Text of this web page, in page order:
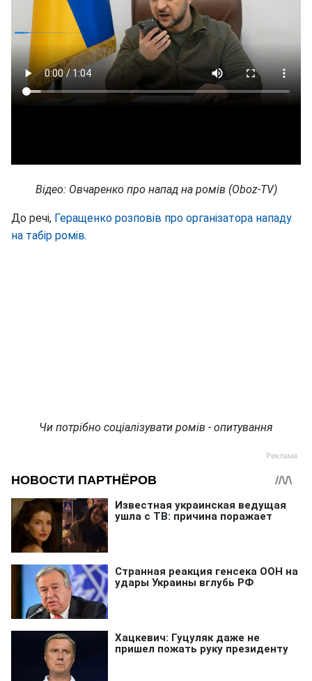
Відео: Овчаренко про напад на ромів (Oboz-TV)
До речі, Геращенко розповів про організатора нападу
на табір ромів.
Чи потрібно соціалізувати ромів - опитування